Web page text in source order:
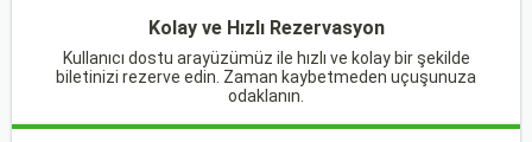
Kolay ve Hızlı Rezervasyon
Kullanıcı dostu arayüzümüz ile hızlı ve kolay bir şekilde
biletinizi rezerve edin. Zaman kaybetmeden uçuşunuza
odaklanın.